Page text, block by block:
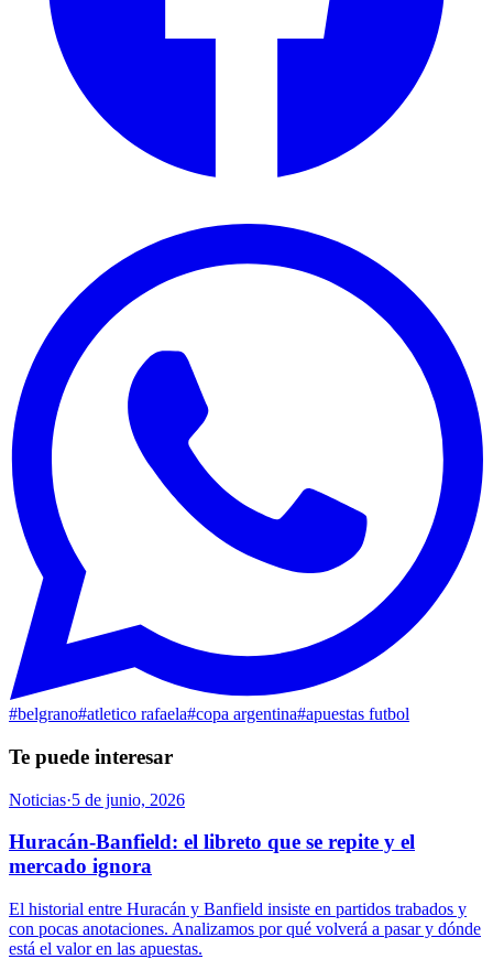
#belgrano#atletico rafaela#copa argentina#apuestas futbol
Te puede interesar
Noticias·5 de junio, 2026
Huracán-Banfield: el libreto que se repite y el
mercado ignora
El historial entre Huracán y Banfield insiste en partidos trabados y
con pocas anotaciones. Analizamos por qué volverá a pasar y dónde
está el valor en las apuestas.